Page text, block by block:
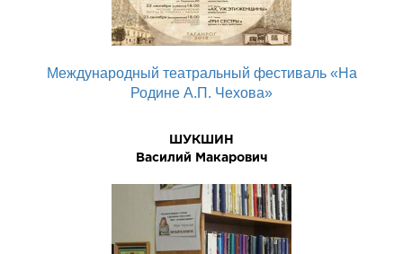
Международный театральный фестиваль «На
Родине А.П. Чехова»
ШУКШИН
Василий Макарович